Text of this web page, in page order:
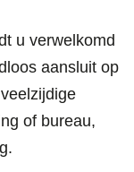
u verwelkomd
aansluit op
of bureau,